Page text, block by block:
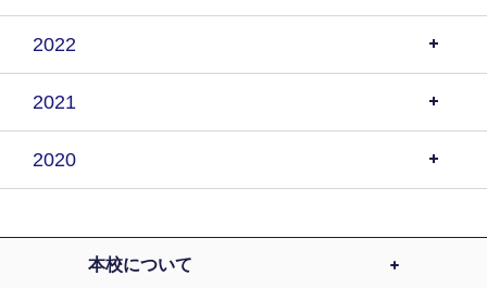
2022
2021
2020
本校について